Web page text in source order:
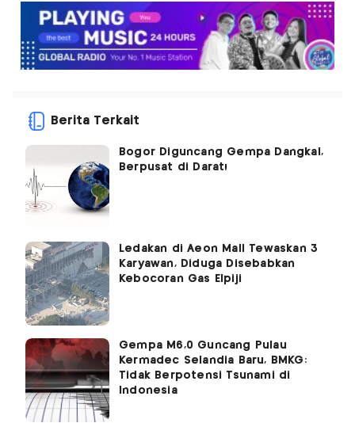
Berita Terkait
Bogor Diguncang Gempa Dangkal,
Berpusat di Darat!
Ledakan di Aeon Mall Tewaskan 3
Karyawan, Diduga Disebabkan
Kebocoran Gas Elpiji
Gempa M6,0 Guncang Pulau
Kermadec Selandia Baru, BMKG:
Tidak Berpotensi Tsunami di
Indonesia